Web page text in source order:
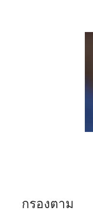
กรองตาม